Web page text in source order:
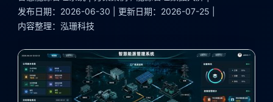
发布日期：2026-06-30 | 更新日期：2026-07-25 |
内容整理：泓珊科技